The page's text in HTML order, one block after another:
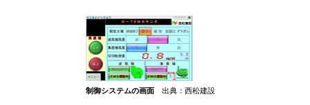
制御システムの画面 出典：西松建設